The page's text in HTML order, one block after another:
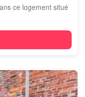
ce logement situé